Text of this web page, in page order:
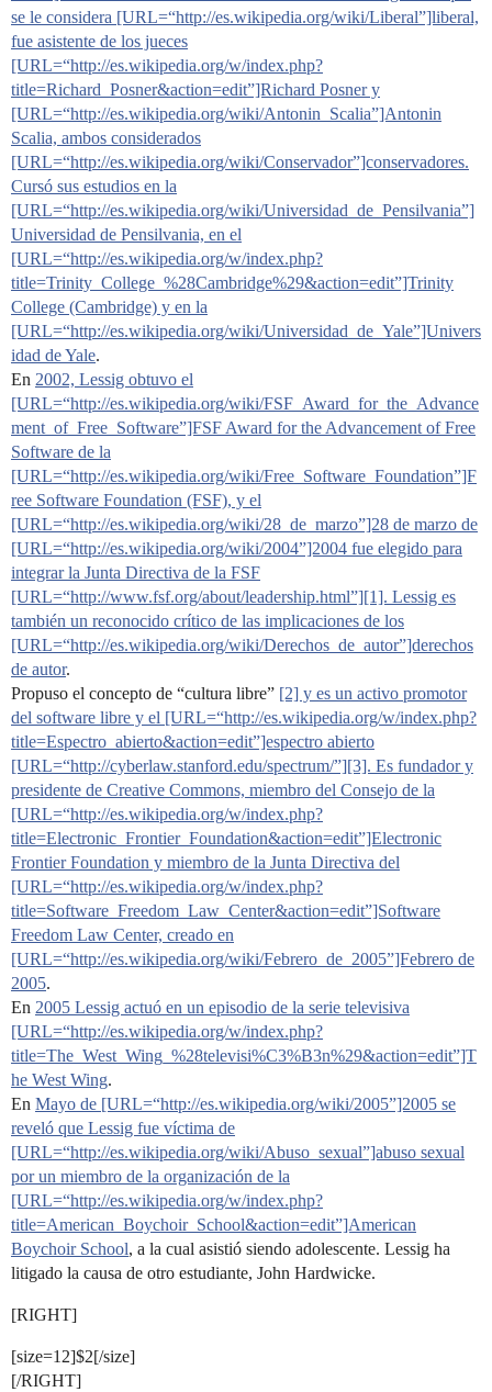
se le considera [URL=“http://es.wikipedia.org/wiki/Liberal”]liberal,
fue asistente de los jueces
[URL=“http://es.wikipedia.org/w/index.php?
title=Richard_Posner&action=edit”]Richard Posner y
[URL=“http://es.wikipedia.org/wiki/Antonin_Scalia”]Antonin
Scalia, ambos considerados
[URL=“http://es.wikipedia.org/wiki/Conservador”]conservadores.
Cursó sus estudios en la
[URL=“http://es.wikipedia.org/wiki/Universidad_de_Pensilvania”]
Universidad de Pensilvania, en el
[URL=“http://es.wikipedia.org/w/index.php?
title=Trinity_College_%28Cambridge%29&action=edit”]Trinity
College (Cambridge) y en la
[URL=“http://es.wikipedia.org/wiki/Universidad_de_Yale”]Univers
idad de Yale.
En 2002, Lessig obtuvo el
[URL=“http://es.wikipedia.org/wiki/FSF_Award_for_the_Advance
ment_of_Free_Software”]FSF Award for the Advancement of Free
Software de la
[URL=“http://es.wikipedia.org/wiki/Free_Software_Foundation”]F
ree Software Foundation (FSF), y el
[URL=“http://es.wikipedia.org/wiki/28_de_marzo”]28 de marzo de
[URL=“http://es.wikipedia.org/wiki/2004”]2004 fue elegido para
integrar la Junta Directiva de la FSF
[URL=“http://www.fsf.org/about/leadership.html”][1]. Lessig es
también un reconocido crítico de las implicaciones de los
[URL=“http://es.wikipedia.org/wiki/Derechos_de_autor”]derechos
de autor.
Propuso el concepto de “cultura libre” [2] y es un activo promotor
del software libre y el [URL=“http://es.wikipedia.org/w/index.php?
title=Espectro_abierto&action=edit”]espectro abierto
[URL=“http://cyberlaw.stanford.edu/spectrum/”][3]. Es fundador y
presidente de Creative Commons, miembro del Consejo de la
[URL=“http://es.wikipedia.org/w/index.php?
title=Electronic_Frontier_Foundation&action=edit”]Electronic
Frontier Foundation y miembro de la Junta Directiva del
[URL=“http://es.wikipedia.org/w/index.php?
title=Software_Freedom_Law_Center&action=edit”]Software
Freedom Law Center, creado en
[URL=“http://es.wikipedia.org/wiki/Febrero_de_2005”]Febrero de
2005.
En 2005 Lessig actuó en un episodio de la serie televisiva
[URL=“http://es.wikipedia.org/w/index.php?
title=The_West_Wing_%28televisi%C3%B3n%29&action=edit”]T
he West Wing.
En Mayo de [URL=“http://es.wikipedia.org/wiki/2005”]2005 se
reveló que Lessig fue víctima de
[URL=“http://es.wikipedia.org/wiki/Abuso_sexual”]abuso sexual
por un miembro de la organización de la
[URL=“http://es.wikipedia.org/w/index.php?
title=American_Boychoir_School&action=edit”]American
Boychoir School, a la cual asistió siendo adolescente. Lessig ha
litigado la causa de otro estudiante, John Hardwicke.
[RIGHT]
[size=12]$2[/size]
[/RIGHT]